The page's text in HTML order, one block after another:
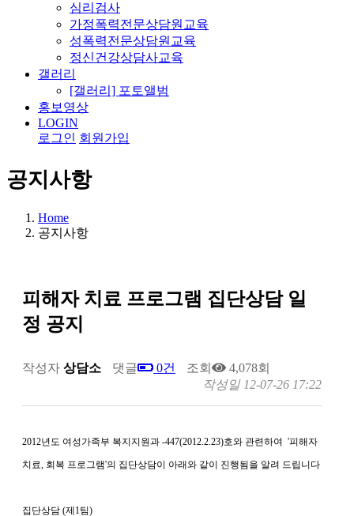
심리검사
가정폭력전문상담원교육
성폭력전문상담원교육
정신건강상담사교육
갤러리
[갤러리] 포토앨범
홍보영상
LOGIN
로그인 회원가입
공지사항
Home
공지사항
피해자 치료 프로그램 집단상담 일
정 공지
작성자 상담소 댓글 0건 조회
4,078회
작성일12-07-26 17:22
2012년도 여성가족부 복지지원과 -447(2012.2.23)호와 관련하여 '피해자
치료, 회복 프로그램'의 집단상담이 아래와 같이 진행됨을 알려 드립니다
집단상담 (제1팀)